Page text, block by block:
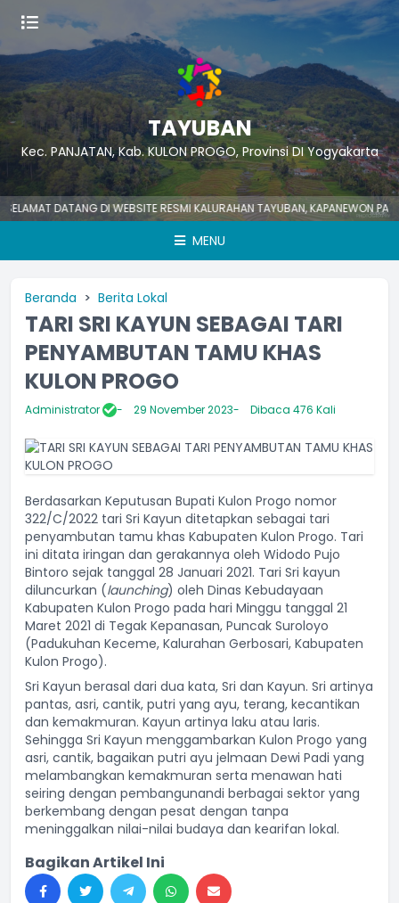
TAYUBAN
Kec. PANJATAN, Kab. KULON PROGO, Provinsi DI Yogyakarta
DATANG DI WEBSITE RESMI KALURAHAN TAYUBAN, KAPANEWON
MENU
Beranda Berita Lokal
TARI SRI KAYUN SEBAGAI TARI
PENYAMBUTAN TAMU KHAS
KULON PROGO
Administrator 29 November 2023 Dibaca 476 Kali
Berdasarkan Keputusan Bupati Kulon Progo nomor
322/C/2022 tari Sri Kayun ditetapkan sebagai tari
penyambutan tamu khas Kabupaten Kulon Progo. Tari
ini ditata iringan dan gerakannya oleh Widodo Pujo
Bintoro sejak tanggal 28 Januari 2021. Tari Sri kayun
diluncurkan (launching) oleh Dinas Kebudayaan
Kabupaten Kulon Progo pada hari Minggu tanggal 21
Maret 2021 di Tegak Kepanasan, Puncak Suroloyo
(Padukuhan Keceme, Kalurahan Gerbosari, Kabupaten
Kulon Progo).
Sri Kayun berasal dari dua kata, Sri dan Kayun. Sri artinya
pantas, asri, cantik, putri yang ayu, terang, kecantikan
dan kemakmuran. Kayun artinya laku atau laris.
Sehingga Sri Kayun menggambarkan Kulon Progo yang
asri, cantik, bagaikan putri ayu jelmaan Dewi Padi yang
melambangkan kemakmuran serta menawan hati
seiring dengan pembangunandi berbagai sektor yang
berkembang dengan pesat dengan tanpa
meninggalkan nilai-nilai budaya dan kearifan lokal.
Bagikan Artikel Ini